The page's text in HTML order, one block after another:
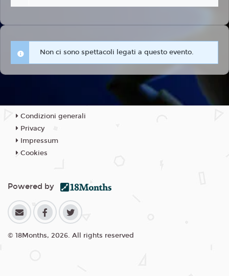
Non ci sono spettacoli legati a questo evento.
Condizioni generali
Privacy
Impressum
Cookies
Powered by
© 18Months, 2026. All rights reserved